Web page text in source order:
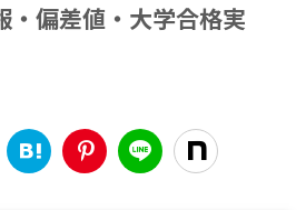
・偏差値・大学合格実